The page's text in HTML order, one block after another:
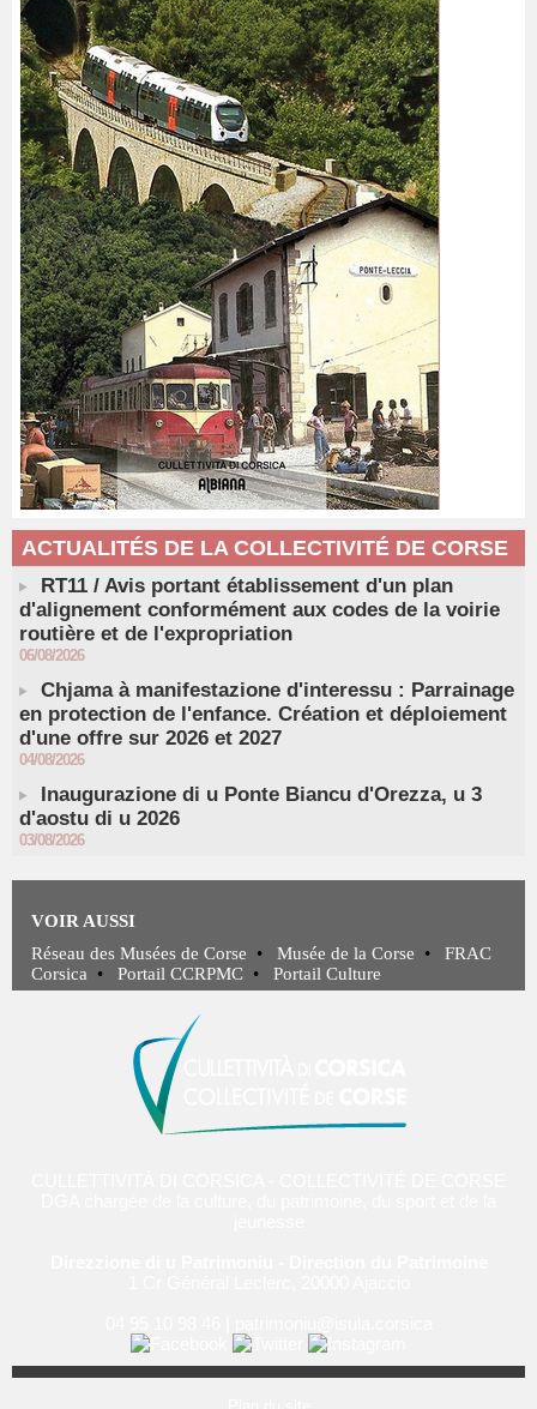
ACTUALITÉS DE LA COLLECTIVITÉ DE CORSE
RT11 / Avis portant établissement d'un plan
d'alignement conformément aux codes de la voirie
routière et de l'expropriation
06/08/2026
Chjama à manifestazione d'interessu : Parrainage
en protection de l'enfance. Création et déploiement
d'une offre sur 2026 et 2027
04/08/2026
Inaugurazione di u Ponte Biancu d'Orezza, u 3
d'aostu di u 2026
03/08/2026
VOIR AUSSI
Réseau des Musées de Corse • Musée de la Corse • FRAC
Corsica • Portail CCRPMC • Portail Culture